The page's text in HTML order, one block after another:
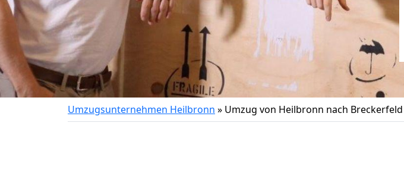
Umzugsunternehmen Heilbronn » Umzug von Heilbronn nach Breckerfeld